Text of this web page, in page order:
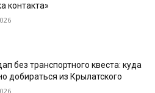
контакта»
без транспортного квеста: куда
добираться из Крылатского